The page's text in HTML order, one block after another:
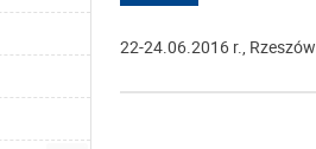
22-24.06.2016 r., Rzeszów